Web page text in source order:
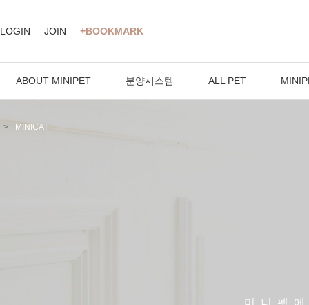
LOGIN JOIN +BOOKMARK
ABOUT MINIPET 분양시스템 ALL PET
미니펫
MINICAT